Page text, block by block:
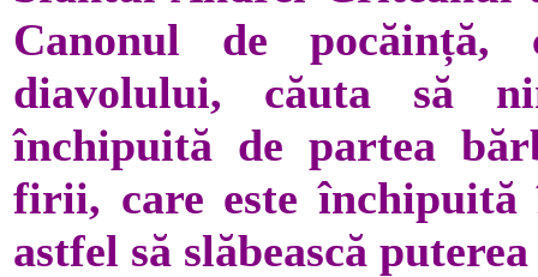
Canonul de
diavolului, căuta să
închipuită de partea
firii, care este închipuită
astfel să slăbească